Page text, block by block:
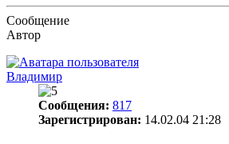
Сообщение
Автор
Владимир
Сообщения: 817
Зарегистрирован: 14.02.04 21:28